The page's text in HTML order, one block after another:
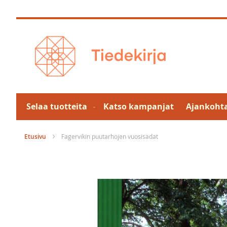
to
Selaa tuotteita Katso kampanjat
Etusivu Fagervikin puutarhojen vuosisadat